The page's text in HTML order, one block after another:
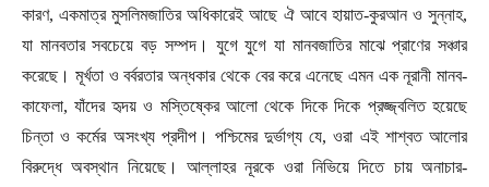
কারণ,একমাত্র মুসলিমজাতির অধিকারেই আছে ঐ আবে হায়াত-কুরআন ও সুন্নাহ,
যা মানবতার সবচেয়ে বড় সম্পদ। যুগে যুগে যা মানবজাতির মাঝে প্রাণের সঞ্চার
করেছে। মূর্খতা ও বর্বরতার অন্ধকার থেকে বের করে এনেছে এমন এক নূরানী মানব-
কাফেলা,যাঁদের হৃদয় ও মস্তিষ্কের আলো থেকে দিকে দিকে প্রজ্জ্বলিত হয়েছে
চিন্তা ও কর্মের অসংখ্য প্রদীপ। পশ্চিমের দুর্ভাগ্য যে,ওরা এই শাশ্বত আলোর
বিরুদ্ধে অবস্থান নিয়েছে। আল্লাহর নূরকে ওরা নিভিয়ে দিতে চায় অনাচার-